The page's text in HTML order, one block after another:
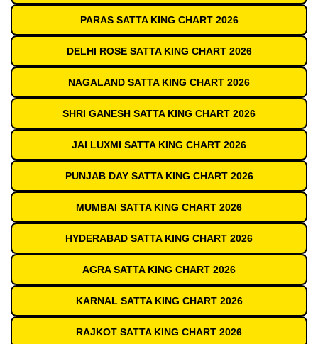
PARAS SATTA KING CHART 2026
DELHI ROSE SATTA KING CHART 2026
NAGALAND SATTA KING CHART 2026
SHRI GANESH SATTA KING CHART 2026
JAI LUXMI SATTA KING CHART 2026
PUNJAB DAY SATTA KING CHART 2026
MUMBAI SATTA KING CHART 2026
HYDERABAD SATTA KING CHART 2026
AGRA SATTA KING CHART 2026
KARNAL SATTA KING CHART 2026
RAJKOT SATTA KING CHART 2026